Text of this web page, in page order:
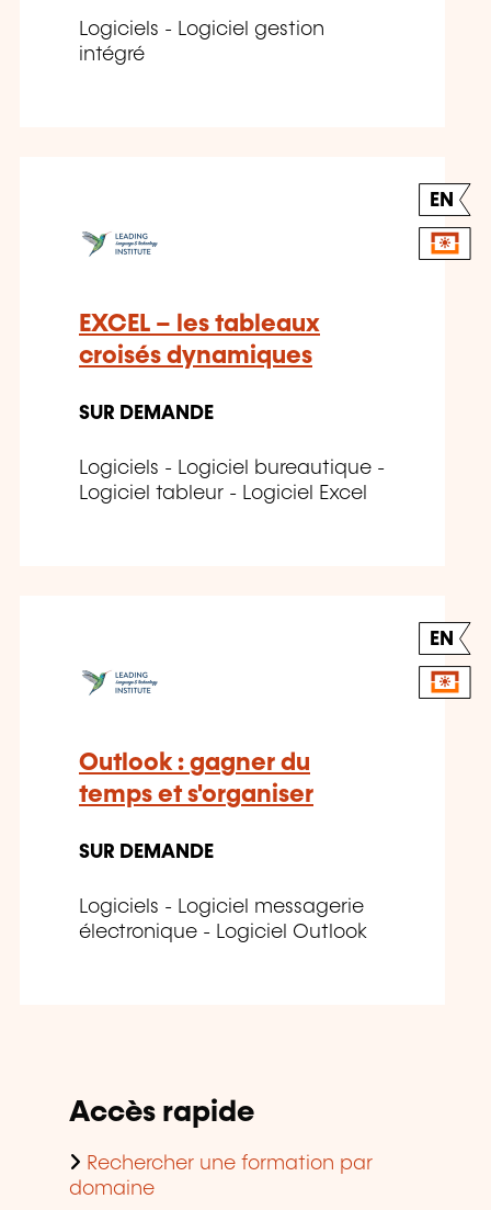
Logiciels - Logiciel gestion
intégré
EN
EXCEL – les tableaux
croisés dynamiques
SUR DEMANDE
Logiciels - Logiciel bureautique -
Logiciel tableur - Logiciel Excel
EN
Outlook : gagner du
temps et s'organiser
SUR DEMANDE
Logiciels - Logiciel messagerie
électronique - Logiciel Outlook
Accès rapide
Rechercher une formation par
domaine